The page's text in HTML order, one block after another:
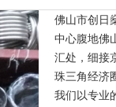
佛山市创日
中心腹地佛
汇处，细接
珠三角经济
我们以专业